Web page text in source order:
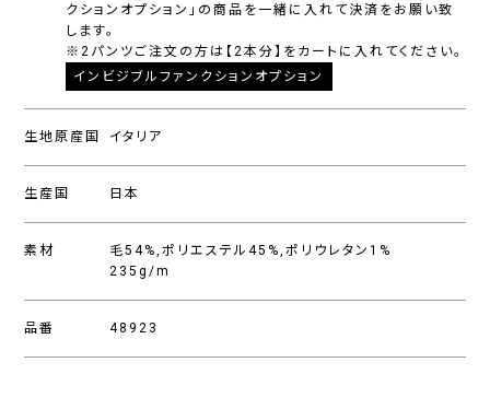
クションオプション」の商品を一緒に入れて決済をお願い致
します。
※2パンツご注文の方は【2本分】をカートに入れてください。
インビジブルファンクションオプション
生地原産国 イタリア
生産国 日本
素材
毛54%,ポリエステル45%,ポリウレタン1%
235g/m
品番 48923